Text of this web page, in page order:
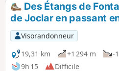
Des Étangs de
de Joclar en passant
Visorandonneur
19,31 km
+1 294 m
-
9h 15
Difficile